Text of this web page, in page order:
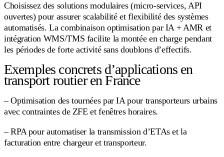
Choisissez des solutions modulaires (micro‑services, API
ouvertes) pour assurer scalabilité et flexibilité des systèmes
automatisés. La combinaison optimisation par IA + AMR et
intégration WMS/TMS facilite la montée en charge pendant
les périodes de forte activité sans doublons d’effectifs.
Exemples concrets d’applications en
transport routier en France
– Optimisation des tournées par IA pour transporteurs urbains
avec contraintes de ZFE et fenêtres horaires.
– RPA pour automatiser la transmission d’ETAs et la
facturation entre chargeur et transporteur.